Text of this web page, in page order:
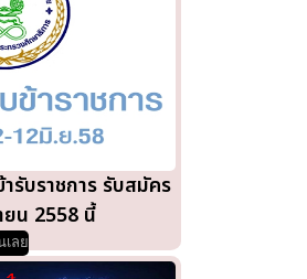
รับราชการ รับสมัคร
น 2558 นี้
เลย